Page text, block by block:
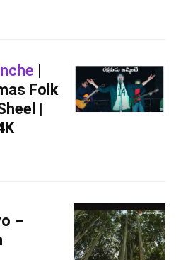
|
Folk
|
–